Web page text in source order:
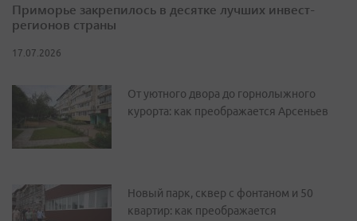
Приморье закрепилось в десятке лучших инвест-
регионов страны
17.07.2026
От уютного двора до горнолыжного
курорта: как преображается Арсеньев
Новый парк, сквер с фонтаном и 50
квартир: как преображается